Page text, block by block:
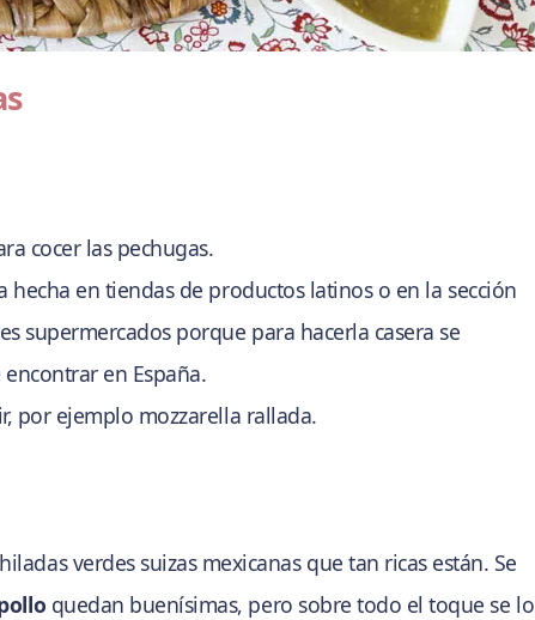
cocer las pechugas.
hecha en tiendas de productos latinos o en la sección
supermercados porque para hacerla casera se
en España.
por ejemplo mozzarella rallada.
verdes suizas mexicanas que tan ricas están. Se
quedan buenísimas, pero sobre todo el toque se lo